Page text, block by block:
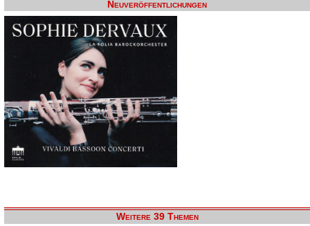
Neuveröffentlichungen
Weitere 39 Themen